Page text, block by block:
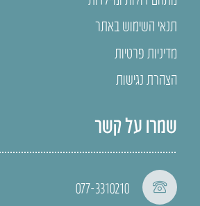
תנאי השימוש באתר
מדיניות פרטיות
הצהרת נגישות
שמרו על קשר
077-3310210